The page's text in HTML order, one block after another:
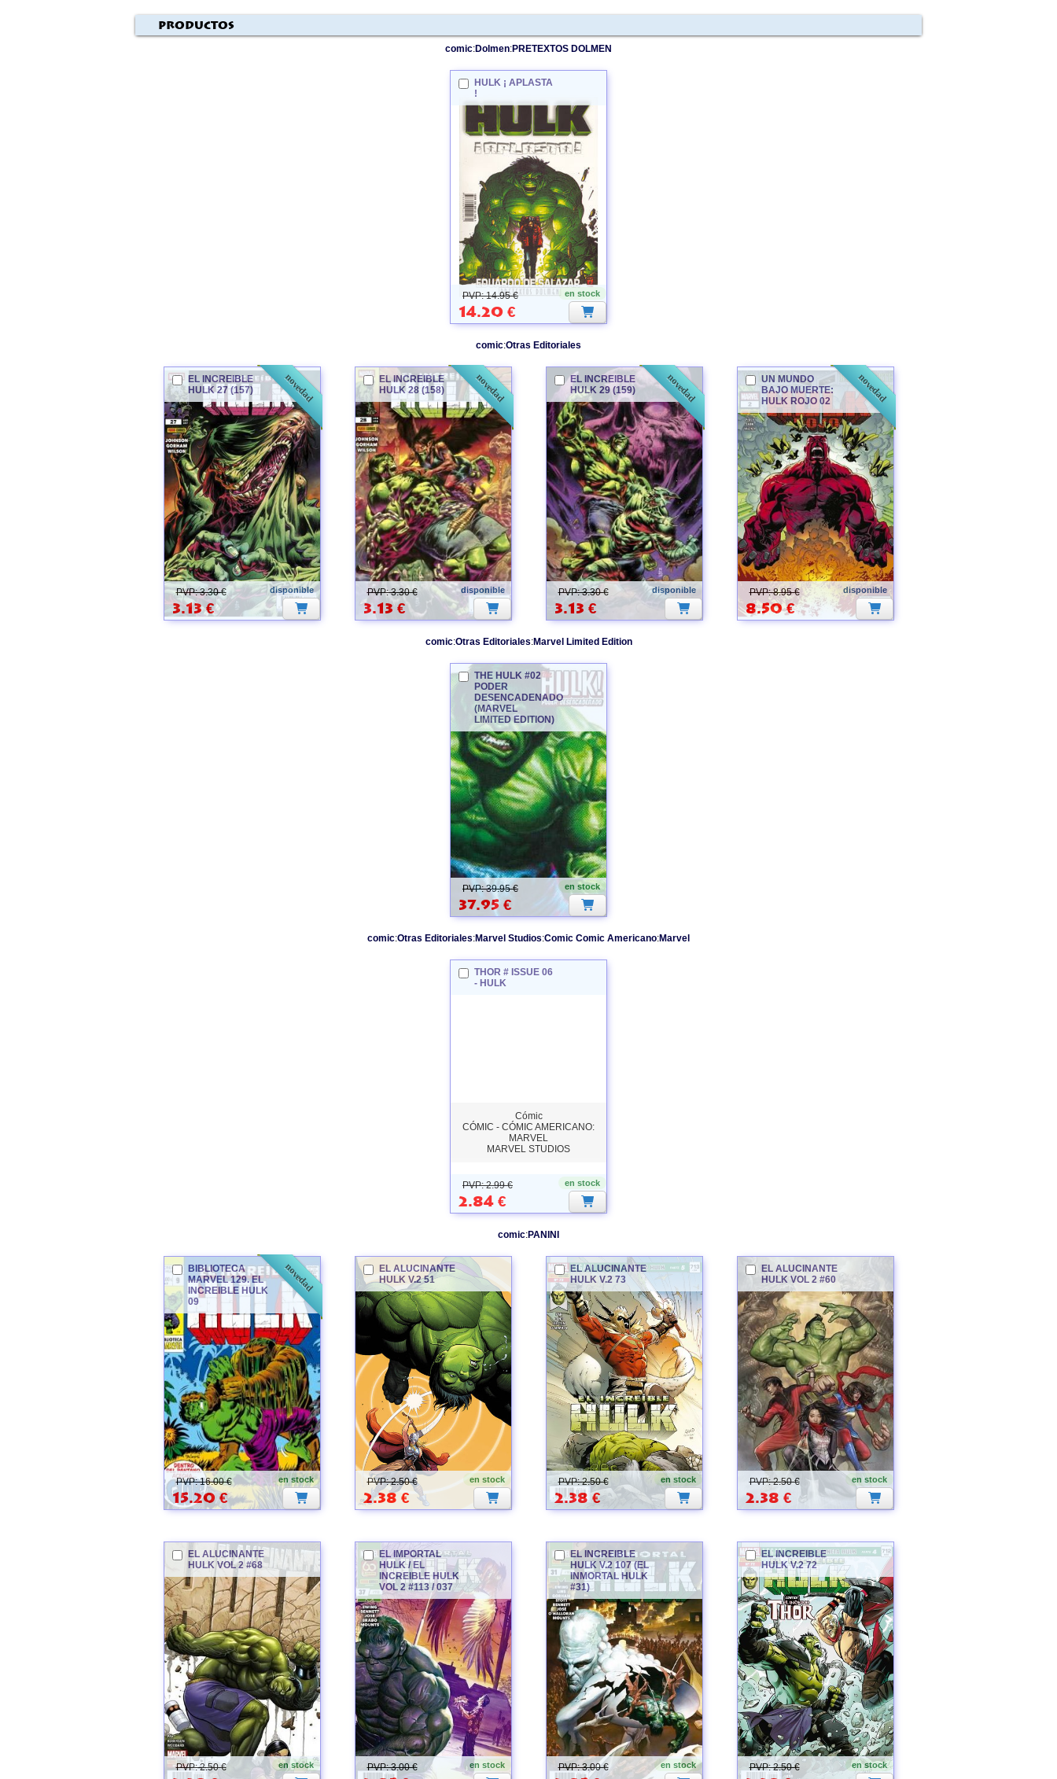
Productos
comic:Dolmen:PRETEXTOS DOLMEN
HULK ¡ APLASTA
!
en stock
PVP: 14.95 €
14.20 €
comic:Otras Editoriales
EL INCREIBLE
HULK27 (157) novedad
disponible
PVP: 3.30 €
3.13€
EL INCREIBLE
HULK28 (158) novedad
disponible
PVP: 3.30 €
3.13 €
EL INCREIBLE
HULK29 (159) novedad
disponible
PVP: 3.30 €
3.13 €
UN MUNDO
BAJO MUERTE:
HULKROJO 02 novedad
disponible
PVP: 8.95 €
8.50€
comic:Otras Editoriales:Marvel Limited Edition
THE HULK #02
PODER
DESENCADENADO
(MARVEL
LIMITED EDITION)
en stock
PVP: 39.95 €
37.95 €
comic:Otras Editoriales:Marvel Studios:Comic Comic Americano:Marvel
THOR # ISSUE 06
- HULK
Cómic
CÓMIC - CÓMIC AMERICANO:
MARVEL
MARVEL STUDIOS
en stock
PVP: 2.99 €
2.84 €
comic:PANINI
BIBLIOTECA
MARVEL 129. EL
INCREIBLE HULK
09
novedad
en stock
PVP: 16.00 €
15.20€
EL ALUCINANTE
HULKV.2 51
en stock
PVP: 2.50 €
2.38 €
EL ALUCINANTE
HULKV.2 73
en stock
PVP: 2.50 €
2.38 €
EL ALUCINANTE
HULKVOL 2 #60
Hulk
en stock
PVP: 2.50 €
2.38 €
EL ALUCINANTE
HULKVOL 2 #68
Hulk
en stock
PVP: 2.50 €
EL IMPORTAL
HULK/ EL
INCREIBLEHULK
VOL 2 #113 / 037
HULK
en stock
PVP: 3.00 €
EL INCREIBLE
HULKV.2 107 (EL
INMORTAL HULK
#31)
en stock
PVP: 3.00 €
EL INCREIBLE
HULKV.2 72
en stock
PVP: 2.50 €